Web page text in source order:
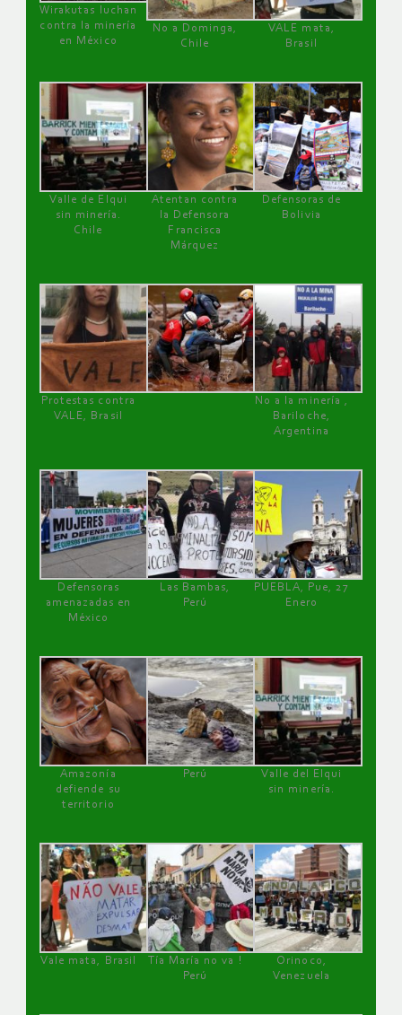
Wirakutas luchan
contra la minería
en México
No a Dominga,
Chile
VALE mata,
Brasil
Valle de Elqui
sin minería.
Chile
Atentan contra
la Defensora
Francisca
Márquez
Defensoras de
Bolivia
Protestas contra
VALE, Brasil
No a la minería ,
Bariloche,
Argentina
Defensoras
amenazadas en
México
Las Bambas,
Perú
PUEBLA, Pue, 27
Enero
Amazonía
defiende su
territorio
Perú
Valle del Elqui
sin minería.
Vale mata, Brasil
Tía María no va !
Perú
Orinoco,
Venezuela